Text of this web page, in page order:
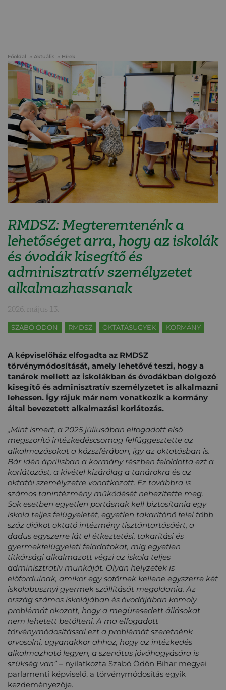
Főoldal Aktuális Hírek
RMDSZ: Megteremtenénk a
lehetőséget arra, hogy az iskolák
és óvodák kisegítő és
adminisztratív személyzetet
alkalmazhassanak
2026. május 13.
SZABÓ ÖDÖN RMDSZ OKTATÁSÜGYEK KORMÁNY
A képviselőház elfogadta az RMDSZ
törvénymódosítását, amely lehetővé teszi, hogy a
tanárok mellett az iskolákban és óvodákban dolgozó
kisegítő és adminisztratív személyzetet is alkalmazni
lehessen. Így rájuk már nem vonatkozik a kormány
által bevezetett alkalmazási korlátozás.
„Mint ismert, a 2025 júliusában elfogadott első
megszorító intézkedéscsomag felfüggesztette az
alkalmazásokat a közszférában, így az oktatásban is.
Bár idén áprilisban a kormány részben feloldotta ezt a
korlátozást, a kivétel kizárólag a tanárokra és az
oktatói személyzetre vonatkozott. Ez továbbra is
számos tanintézmény működését nehezítette meg.
Sok esetben egyetlen portásnak kell biztosítania egy
iskola teljes felügyeletét, egyetlen takarítónő felel több
száz diákot oktató intézmény tisztántartásáért, a
dadus egyszerre lát el étkeztetési, takarítási és
gyermekfelügyeleti feladatokat, míg egyetlen
titkársági alkalmazott végzi az iskola teljes
adminisztratív munkáját. Olyan helyzetek is
előfordulnak, amikor egy sofőrnek kellene egyszerre két
iskolabusznyi gyermek szállítását megoldania. Az
ország számos iskolájában és óvodájában komoly
problémát okozott, hogy a megüresedett állásokat
nem lehetett betölteni. A ma elfogadott
törvénymódosítással ezt a problémát szeretnénk
orvosolni, ugyanakkor ahhoz, hogy az intézkedés
alkalmazható legyen, a szenátus jóváhagyására is
szükség van” – nyilatkozta Szabó Ödön Bihar megyei
parlamenti képviselő, a törvénymódosítás egyik
kezdeményezője.